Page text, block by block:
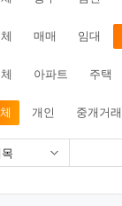
매매 임대
아파트 주택
개인 중개거래